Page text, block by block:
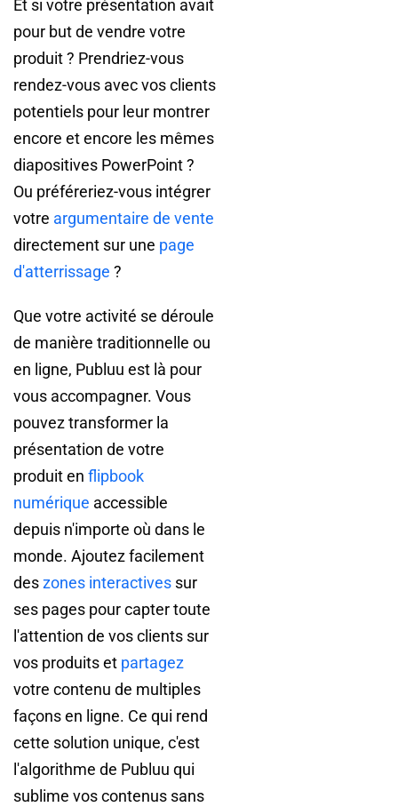
Et si votre présentation avait
pour but de vendre votre
produit ? Prendriez-vous
rendez-vous avec vos clients
potentiels pour leur montrer
encore et encore les mêmes
diapositives PowerPoint ?
Ou préféreriez-vous intégrer
votre argumentaire de vente
directement sur une page
d'atterrissage ?
Que votre activité se déroule
de manière traditionnelle ou
en ligne, Publuu est là pour
vous accompagner. Vous
pouvez transformer la
présentation de votre
produit en flipbook
numérique accessible
depuis n'importe où dans le
monde. Ajoutez facilement
deszones interactives sur
ses pages pour capter toute
l'attention de vos clients sur
vos produits et partagez
votre contenu de multiples
façons en ligne. Ce qui rend
cette solution unique, c'est
l'algorithme de Publuu qui
sublime vos contenus sans